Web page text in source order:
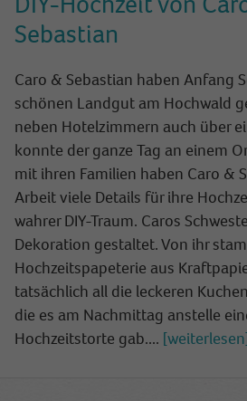
Sebastian
Caro & Sebastian haben Anfang
schönen Landgut am Hochwald
neben Hotelzimmern auch über
konnte der ganze Tag an einem
mit ihren Familien haben Caro &
Arbeit viele Details für ihre
wahrer DIY-Traum. Caros
Dekoration gestaltet. Von ihr
Hochzeitspapeterie aus
tatsächlich all die leckeren
die es am Nachmittag anstelle
Hochzeitstorte gab.... weiterlesen